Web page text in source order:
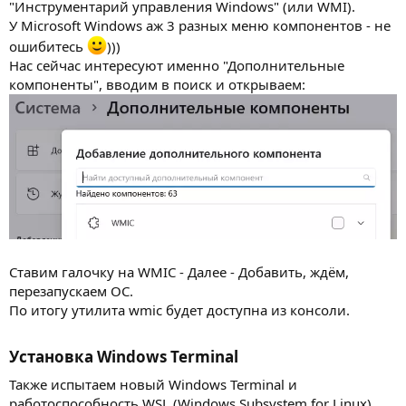
"Инструментарий управления Windows" (или WMI).
У Microsoft Windows аж 3 разных меню компонентов - не
ошибитесь
)))
Нас сейчас интересуют именно "Дополнительные
компоненты", вводим в поиск и открываем:
Ставим галочку на WMIC - Далее - Добавить, ждём,
перезапускаем ОС.
По итогу утилита wmic будет доступна из консоли.
Установка Windows Terminal
Также испытаем новый Windows Terminal и